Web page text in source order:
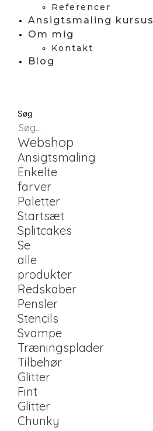
Referencer
Ansigtsmaling kursus
Om mig
Kontakt
Blog
Søg
Webshop
Ansigtsmaling
Enkelte
farver
Paletter
Startsæt
Splitcakes
Se
alle
produkter
Redskaber
Pensler
Stencils
Svampe
Træningsplader
Tilbehør
Glitter
Fint
Glitter
Chunky